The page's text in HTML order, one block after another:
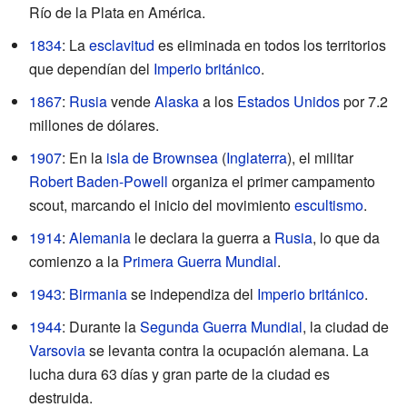
Río de la Plata en América.
1834: Laesclavitud es eliminada en todos los territorios
que dependían del Imperio británico.
1867: RusiavendeAlaskaa los Estados Unidospor 7.2
millones de dólares.
1907: En la isla de Brownsea (Inglaterra), el militar
Robert Baden-Powell organiza el primer campamento
scout, marcando el inicio del movimientoescultismo.
1914: Alemania le declara la guerra a Rusia, lo que da
comienzo a la Primera Guerra Mundial.
1943: Birmaniase independiza del Imperio británico.
1944: Durante laSegunda Guerra Mundial, la ciudad de
Varsoviase levanta contra la ocupación alemana. La
lucha dura 63 días y gran parte de la ciudad es
destruida.